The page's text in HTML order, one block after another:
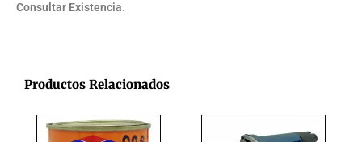
Consultar Existencia.
Productos Relacionados